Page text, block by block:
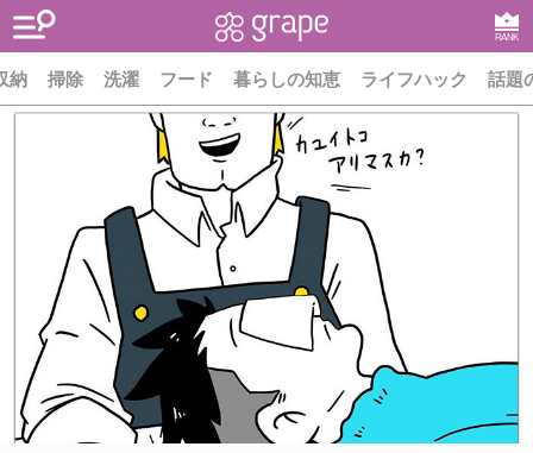
RANK
納 掃除 洗濯 フード 暮らしの知恵 ライフハック 話題